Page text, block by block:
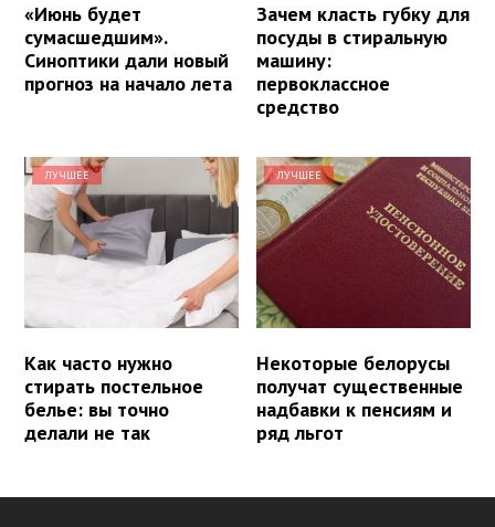
«Июнь будет
сумасшедшим».
Синоптики дали новый
прогноз на начало лета
Зачем класть губку для
посуды в стиральную
машину:
первоклассное
средство
ЛУЧШЕЕ
Как часто нужно
стирать постельное
белье: вы точно
делали не так
ЛУЧШЕЕ
Некоторые белорусы
получат существенные
надбавки к пенсиям и
ряд льгот